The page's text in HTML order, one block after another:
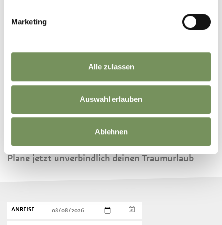
Marketing
Alle zulassen
Auswahl erlauben
Ablehnen
BUCHE DEINEN URLAUB IM
Plane jetzt unverbindlich deinen Traumurlaub
ANREISE